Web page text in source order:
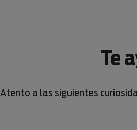
Te
Atento a las siguientes